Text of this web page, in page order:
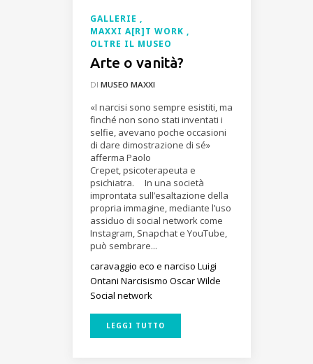
GALLERIE
MAXXI A[R]T WORK
OLTRE IL MUSEO
Arte o vanità?
DI MUSEO MAXXI
«I narcisi sono sempre esistiti, ma
finché non sono stati inventati i
selfie, avevano poche occasioni
di dare dimostrazione di sé»
afferma Paolo
Crepet, psicoterapeuta e
psichiatra. In una società
improntata sull’esaltazione della
propria immagine, mediante l’uso
assiduo di social network come
Instagram, Snapchat e YouTube,
può sembrare...
caravaggio eco e narciso Luigi
Ontani Narcisismo Oscar Wilde
Social network
LEGGI TUTTO